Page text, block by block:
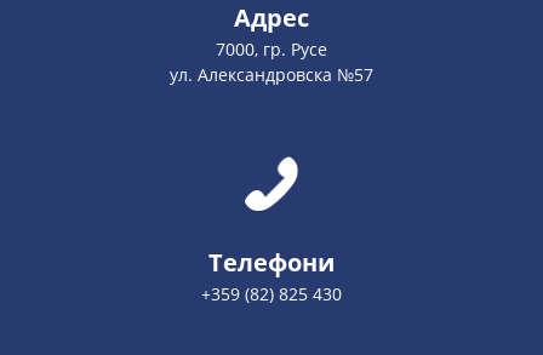
Адрес
7000, гр. Русе
ул. Александровска №57
Телефони
+359 (82) 825 430